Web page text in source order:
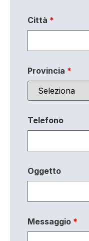
Città *
Provincia *
Telefono
Oggetto
Messaggio *